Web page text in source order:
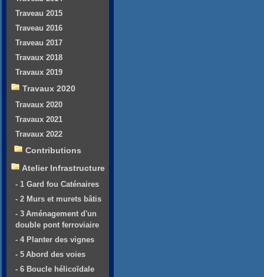
Traveau 2015
Traveau 2016
Traveau 2017
Travaux 2018
Travaux 2019
Travaux 2020
Travaux 2020
Travaux 2021
Travaux 2022
Contributions
Atelier Infrastructure
- 1 Gard fou Caténaires
- 2 Murs et murets bâtis
- 3 Aménagement d'un
double pont ferroviaire
- 4 Planter des vignes
- 5 Abord des voies
- 6 Boucle hélicoïdale